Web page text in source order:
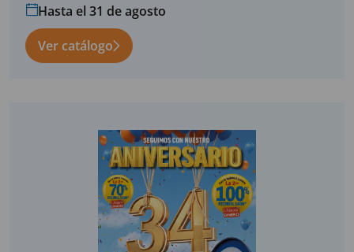
Hasta el 31 de agosto
Ver catálogo